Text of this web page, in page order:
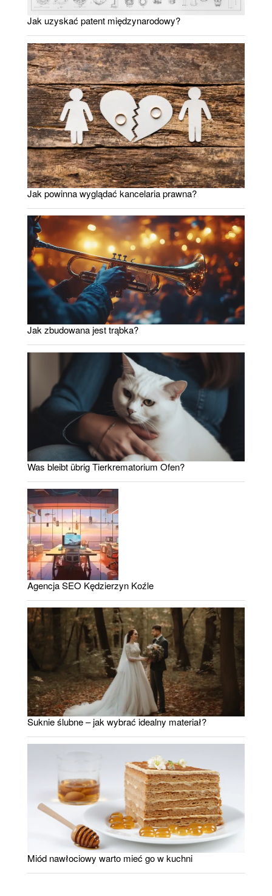
Jak uzyskać patent międzynarodowy?
Jak powinna wyglądać kancelaria prawna?
Jak zbudowana jest trąbka?
Was bleibt übrig Tierkrematorium Ofen?
Agencja SEO Kędzierzyn Koźle
Suknie ślubne – jak wybrać idealny materiał?
Miód nawłociowy warto mieć go w kuchni